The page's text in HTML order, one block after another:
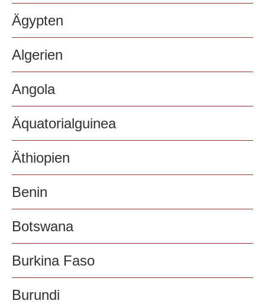
Ägypten
Algerien
Angola
Äquatorialguinea
Äthiopien
Benin
Botswana
Burkina Faso
Burundi